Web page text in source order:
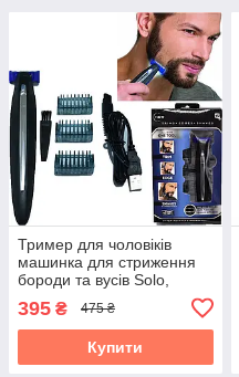
Тример для чоловіків
машинка для стриження
бороди та вусів Solo,
395 ₴ 475 ₴
Купити